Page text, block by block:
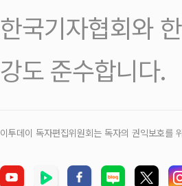
한국기자협회와
강도 준수합니다.
이투데이 독자편집위원회는 독자의 권익보호를